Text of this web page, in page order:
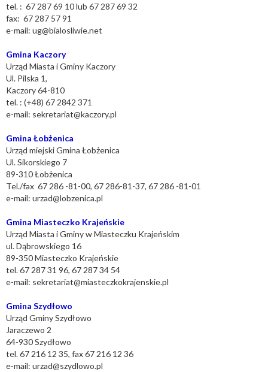
tel. : 67 287 69 10 lub 67 287 69 32
fax: 67 287 57 91
e-mail: ug@bialosliwie.net
Gmina Kaczory
Urząd Miasta i Gminy Kaczory
Ul. Pilska 1,
Kaczory 64-810
tel. : (+48) 67 2842 371
e-mail: sekretariat@kaczory.pl
Gmina Łobżenica
Urząd miejski Gmina Łobżenica
Ul. Sikorskiego 7
89-310 Łobżenica
Tel./fax 67 286 -81-00, 67 286-81-37, 67 286 -81-01
e-mail: urzad@lobzenica.pl
Gmina Miasteczko Krajeńskie
Urząd Miasta i Gminy w Miasteczku Krajeńskim
ul. Dąbrowskiego 16
89-350 Miasteczko Krajeńskie
tel. 67 287 31 96, 67 287 34 54
e-mail: sekretariat@miasteczkokrajenskie.pl
Gmina Szydłowo
Urząd Gminy Szydłowo
Jaraczewo 2
64-930 Szydłowo
tel. 67 216 12 35, fax 67 216 12 36
e-mail: urzad@szydlowo.pl